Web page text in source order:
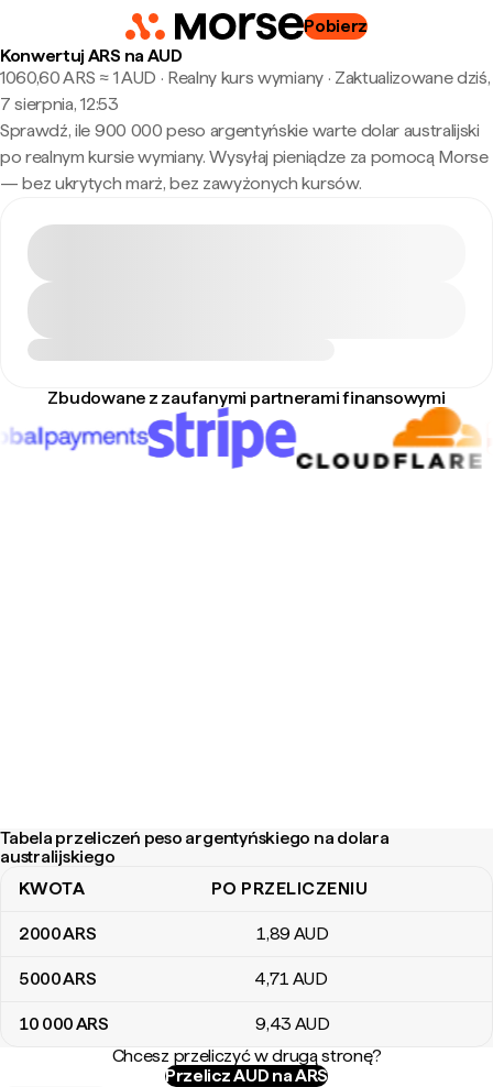
Pobierz
Konwertuj ARS na AUD
1060,60 ARS ≈ 1 AUD · Realny kurs wymiany· Zaktualizowane dziś,
7 sierpnia, 12:53
Sprawdź, ile 900 000 peso argentyńskie warte dolar australijski
po realnym kursie wymiany. Wysyłaj pieniądze za pomocą Morse
— bez ukrytych marż, bez zawyżonych kursów.
Zbudowane z zaufanymi partnerami finansowymi
Tabela przeliczeń peso argentyńskiego na dolara
australijskiego
Tabela przeliczeń peso argentyńskiego na dolara australijskiego
KWOTA PO PRZELICZENIU
2000ARS 1,89 AUD
5000ARS 4,71 AUD
10 000ARS 9,43 AUD
Chcesz przeliczyć w drugą stronę?
Przelicz AUD na ARS